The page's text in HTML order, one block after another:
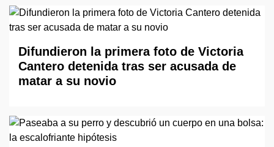
Difundieron la primera foto de Victoria
Cantero detenida tras ser acusada de
matar a su novio